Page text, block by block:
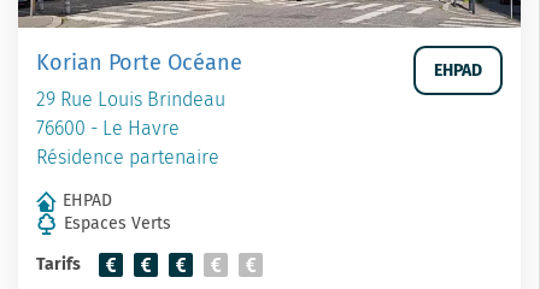
Korian Porte Océane
29 Rue Louis Brindeau
76600 - Le Havre
Résidence partenaire
EHPAD
EHPAD
Espaces Verts
Tarifs